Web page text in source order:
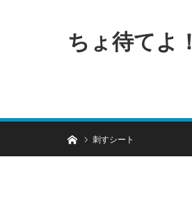
ちょ待てよ！
ホーム刺すシート